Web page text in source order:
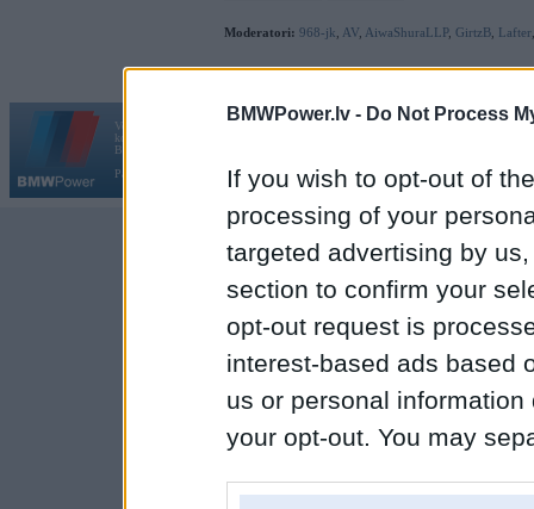
BMWPower.lv - Do Not Process
If you wish to opt-out of
processing of your
targeted advertising by
section to confirm your
opt-out request is
interest-based ads based
us or personal
your opt-out. You may
Moderatori: 968-jk AV AiwaShuraLLP, GirtzB Lafter
Vortāls BMWPower.lv darbojas
kopš 2002. gada 14. maija. Tas nav auto klubs un nav saistīts ar
BMW AG.
Par BMWPower
Kontakti | Reklāma